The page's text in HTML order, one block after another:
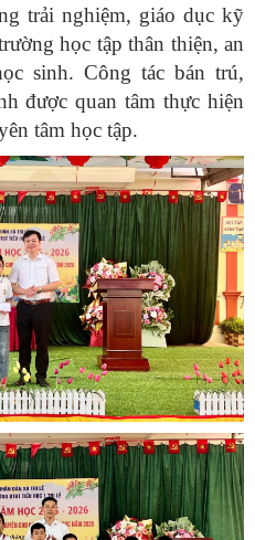
trải nghiệm, giáo dục kỹ
học tập thân thiện, an
sinh. Công tác bán trú,
được quan tâm thực hiện
tâm học tập.